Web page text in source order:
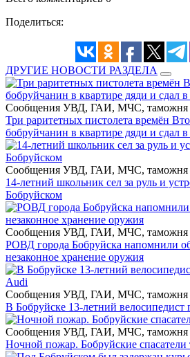
Поделиться:
ДРУГИЕ НОВОСТИ РАЗДЕЛА
Сообщения УВД, ГАИ, МЧС, таможня
Три раритетных пистолета времён
бобруйчанин в квартире дяди и сдал
Сообщения УВД, ГАИ, МЧС, таможня
14-летний школьник сел за руль и
Бобруйском
Сообщения УВД, ГАИ, МЧС, таможня
РОВД города Бобруйска напомнили об
незаконное хранение оружия
Сообщения УВД, ГАИ, МЧС, таможня
В Бобруйске 13-летний велосипедист
Сообщения УВД, ГАИ, МЧС, таможня
Ночной пожар. Бобруйские